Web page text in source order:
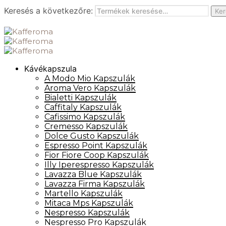
Keresés a következőre:
Kávékapszula
A Modo Mio Kapszulák
Aroma Vero Kapszulák
Bialetti Kapszulák
Caffitaly Kapszulák
Cafissimo Kapszulák
Cremesso Kapszulák
Dolce Gusto Kapszulák
Espresso Point Kapszulák
Fior Fiore Coop Kapszulák
Illy Iperespresso Kapszulák
Lavazza Blue Kapszulák
Lavazza Firma Kapszulák
Martello Kapszulák
Mitaca Mps Kapszulák
Nespresso Kapszulák
Nespresso Pro Kapszulák